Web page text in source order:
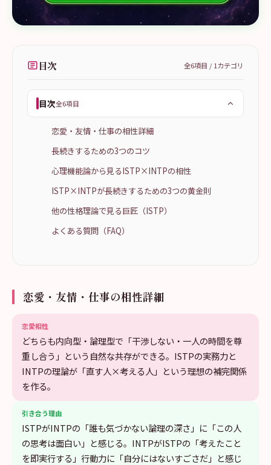
目次 全6項目 / 1カテゴリ
目次全6項目
恋愛・友情・仕事の相性詳細
長続きするための3つのコツ
心理機能論から見るISTP×INTPの相性
ISTP×INTPが長続きするための3つの黄金則
他の性格理論で見る巨匠（ISTP）
よくある質問（FAQ）
恋愛・友情・仕事の相性詳細
恋愛相性
どちらも内向型・論理型で「干渉しない・一人の時間を尊
重し合う」という自然な共存ができる。ISTPの実務力と
INTPの理論が「直す人×考える人」という理想の補完関係
を作る。
引き合う理由
ISTPがINTPの「誰も気づかない論理の深さ」に「この人
の思考は面白い」と感じる。INTPがISTPの「考えたこと
を即実行する」行動力に「自分にはないすごさだ」と感じ